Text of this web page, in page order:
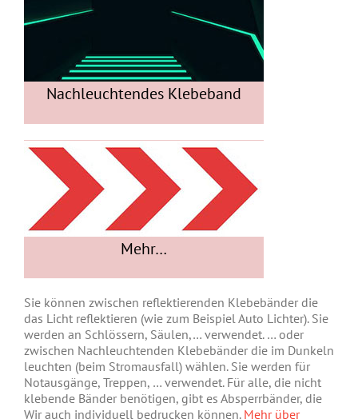
Nachleuchtendes Klebeband
Mehr…
Sie können zwischen reflektierenden Klebebänder die
das Licht reflektieren (wie zum Beispiel Auto Lichter). Sie
werden an Schlössern, Säulen,… verwendet. … oder
zwischen Nachleuchtenden Klebebänder die im Dunkeln
leuchten (beim Stromausfall) wählen. Sie werden für
Notausgänge, Treppen, … verwendet. Für alle, die nicht
klebende Bänder benötigen, gibt es Absperrbänder, die
Wir auch individuell bedrucken können. Mehr über